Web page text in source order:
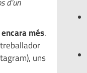
més.
uns